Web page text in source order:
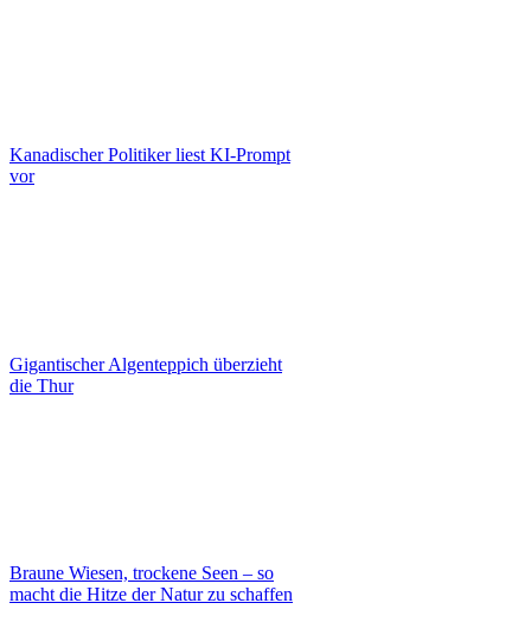
Kanadischer Politiker liest KI-Prompt
vor
Gigantischer Algenteppich überzieht
die Thur
Braune Wiesen, trockene Seen – so
macht die Hitze der Natur zu schaffen